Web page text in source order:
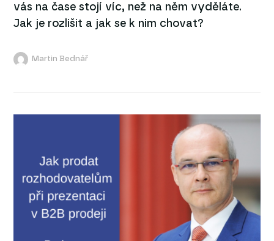
vás na čase stojí víc, než na něm vyděláte.
Jak je rozlišit a jak se k nim chovat?
Martin Bednář